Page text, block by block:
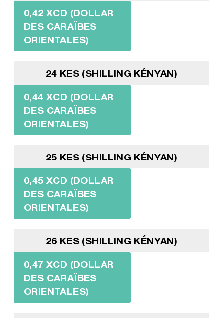
0,42 XCD (DOLLAR
DES CARAÏBES
ORIENTALES)
24 KES (SHILLING KÉNYAN)
0,44 XCD (DOLLAR
DES CARAÏBES
ORIENTALES)
25 KES (SHILLING KÉNYAN)
0,45 XCD (DOLLAR
DES CARAÏBES
ORIENTALES)
26 KES (SHILLING KÉNYAN)
0,47 XCD (DOLLAR
DES CARAÏBES
ORIENTALES)